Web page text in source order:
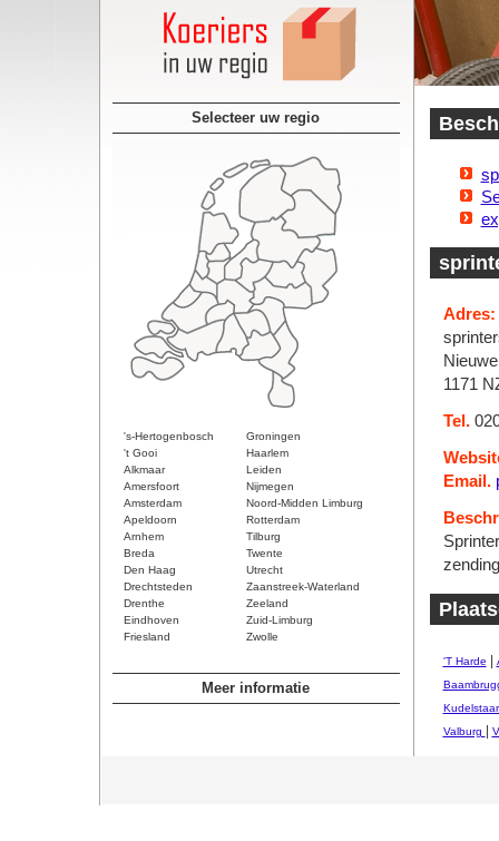
Selecteer uw regio
's-Hertogenbosch
Groningen
't Gooi
Haarlem
Alkmaar
Leiden
Amersfoort
Nijmegen
Amsterdam
Noord-Midden Limburg
Apeldoorn
Rotterdam
Arnhem
Tilburg
Breda
Twente
Den Haag
Utrecht
Drechtsteden
Zaanstreek-Waterland
Drenthe
Zeeland
Eindhoven
Zuid-Limburg
Friesland
Zwolle
Meer informatie
Adres:
1171
Tel.
Email.
'T Harde
Valburg